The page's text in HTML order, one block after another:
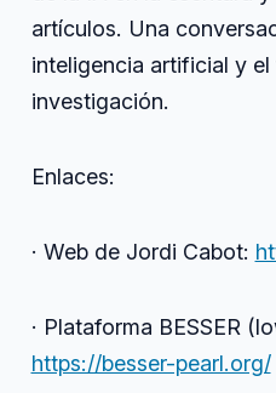
artículos. Una
inteligencia artificial y
investigación.
Enlaces:
· Web de Jordi Cabot:
· Plataforma BESSER
https://besser-pearl.org/